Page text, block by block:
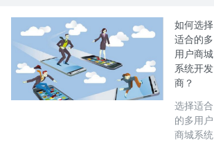
如何选择
适合的多
用户商城
系统开发
商？
选择适合
的多用户
商城系统